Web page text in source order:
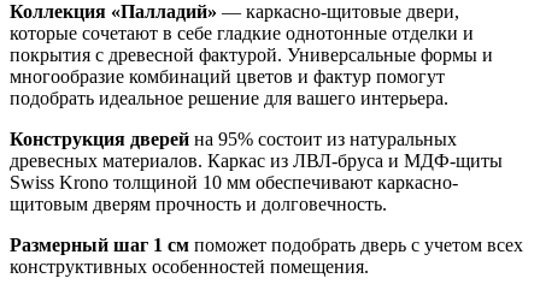
Коллекция «Палладий» — каркасно-щитовые двери,
которые сочетают в себе гладкие однотонные отделки и
покрытия с древесной фактурой. Универсальные формы и
многообразие комбинаций цветов и фактур помогут
подобрать идеальное решение для вашего интерьера.
Конструкция дверей на 95% состоит из натуральных
древесных материалов. Каркас из ЛВЛ-бруса и МДФ-щиты
Swiss Krono толщиной 10 мм обеспечивают каркасно-
щитовым дверям прочность и долговечность.
Размерный шаг 1 см поможет подобрать дверь с учетом всех
конструктивных особенностей помещения.